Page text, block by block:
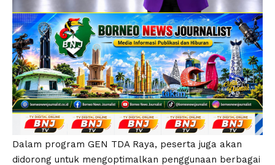
Dalam program GEN TDA Raya, peserta juga akan
didorong untuk mengoptimalkan penggunaan berbagai